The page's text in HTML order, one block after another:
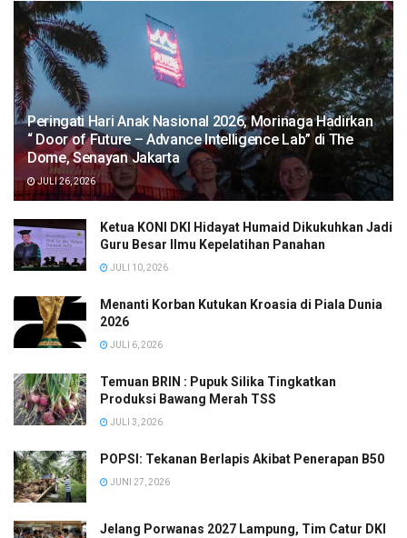
Peringati Hari Anak Nasional 2026, Morinaga Hadirkan
“ Door of Future – Advance Intelligence Lab” di The
Dome, Senayan Jakarta
JULI 26, 2026
Ketua KONI DKI Hidayat Humaid Dikukuhkan Jadi
Guru Besar Ilmu Kepelatihan Panahan
JULI 10, 2026
Menanti Korban Kutukan Kroasia di Piala Dunia
2026
JULI 6, 2026
Temuan BRIN : Pupuk Silika Tingkatkan
Produksi Bawang Merah TSS
JULI 3, 2026
POPSI: Tekanan Berlapis Akibat Penerapan B50
JUNI 27, 2026
Jelang Porwanas 2027 Lampung, Tim Catur DKI